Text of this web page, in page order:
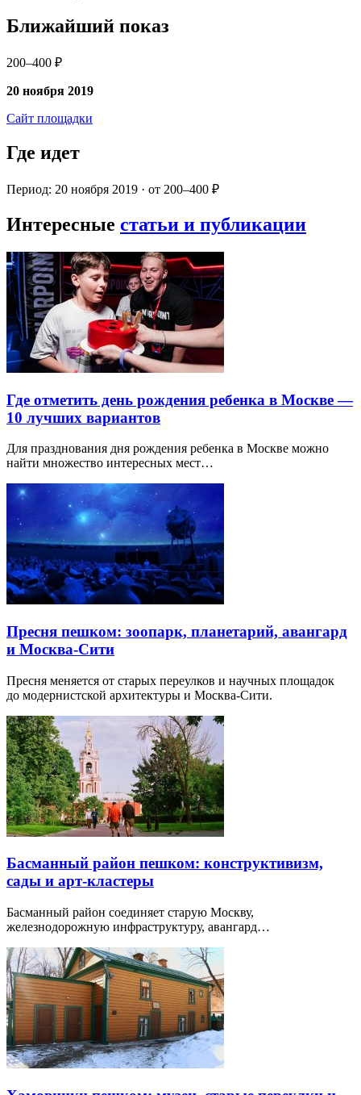
Ближайший показ
200–400 ₽
20 ноября 2019
Сайт площадки
Где идет
Период: 20 ноября 2019 · от 200–400 ₽
Интересные статьи и публикации
Где отметить день рождения ребенка в Москве —
10 лучших вариантов
Для празднования дня рождения ребенка в Москве можно
найти множество интересных мест…
Пресня пешком: зоопарк, планетарий, авангард
и Москва-Сити
Пресня меняется от старых переулков и научных площадок
до модернистской архитектуры и Москва-Сити.
Басманный район пешком: конструктивизм,
сады и арт-кластеры
Басманный район соединяет старую Москву,
железнодорожную инфраструктуру, авангард…